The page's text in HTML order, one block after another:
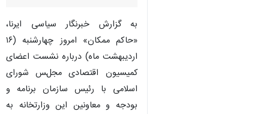
به گزارش خبرنگار سیاسی ایرنا،
«حاکم ممکان» امروز چهارشنبه (۱۶
اردیبهشت ماه) درباره نشست اعضای
کمیسیون اقتصادی مجلس شورای
اسلامی با رئیس سازمان برنامه و
بودجه و معاونین این وزارتخانه به